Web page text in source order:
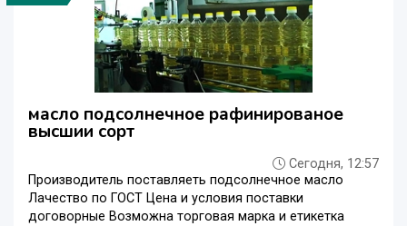
масло подсолнечное рафинированое
высшии сорт
Сегодня, 12:57
Производитель поставляеть подсолнечное масло
Лачество по ГОСТ Цена и условия поставки
договорные Возможна торговая марка и етикетка